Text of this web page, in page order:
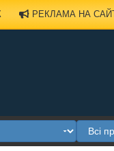
РЕКЛАМА НА